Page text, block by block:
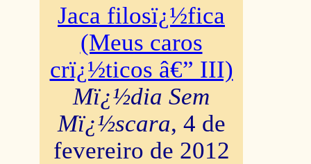
Jaca filosï¿½fica
(Meus caros
crï¿½ticos â€” III)
Mï¿½dia Sem
Mï¿½scara, 4 de
fevereiro de 2012